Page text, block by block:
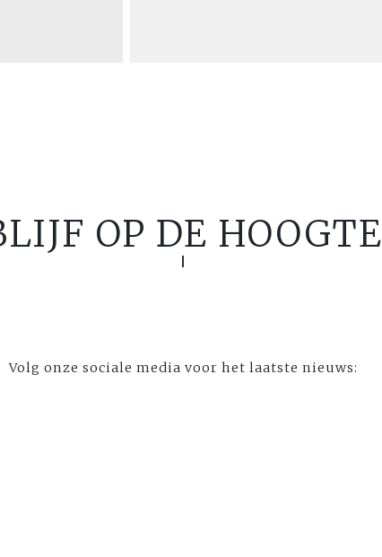
OP DE HOOGTE
Volg onze sociale media voor het laatste nieuws: